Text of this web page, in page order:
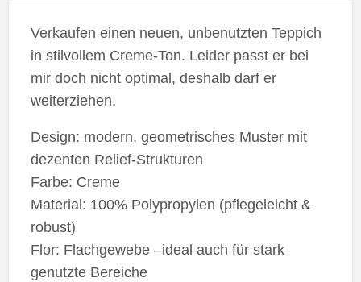
Verkaufen einen neuen, unbenutzten Teppich
in stilvollem Creme-Ton. Leider passt er bei
mir doch nicht optimal, deshalb darf er
weiterziehen.
Design: modern, geometrisches Muster mit
dezenten Relief-Strukturen
Farbe: Creme
Material: 100% Polypropylen (pflegeleicht &
robust)
Flor: Flachgewebe –ideal auch für stark
genutzte Bereiche